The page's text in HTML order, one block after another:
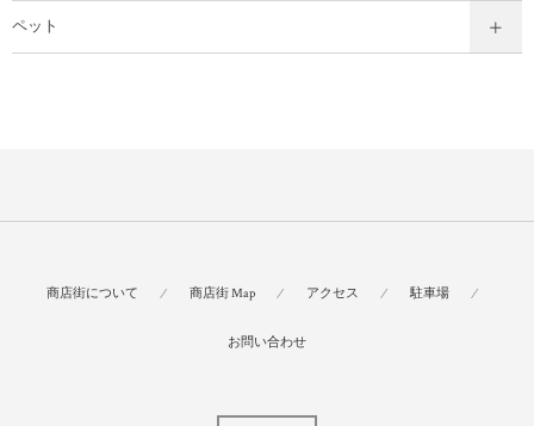
ペット
商店街について 商店街 Map アクセス 駐車場
お問い合わせ